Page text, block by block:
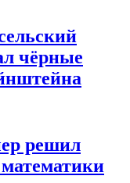
чёрные
решил